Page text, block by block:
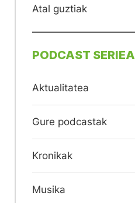
Atal guztiak
PODCAST SERIEA
Aktualitatea
Gure podcastak
Kronikak
Musika